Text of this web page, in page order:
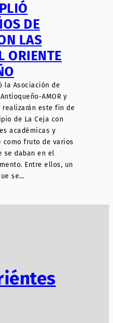
DE
LAS
ORIENTE
la Asociación de
AMOR y
realizarán este fin de
de La Ceja con
académicas y
como fruto de varios
se daban en el
Entre ellos, un
se…